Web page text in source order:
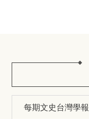
每期文史台灣學報